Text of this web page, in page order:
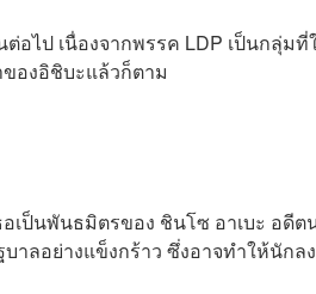
อไป เนื่องจากพรรค LDP เป็นกลุ่ม
องอิชิบะแล้วก็ตาม
เป็นพันธมิตรของ ชินโซ อาเบะ อดีต
าลอย่างแข็งกร้าว ซึ่งอาจทำให้นักล